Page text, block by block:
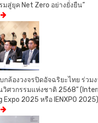
สู่ยุค Net Zero อย่างยั่งยืน”
กล้องวงจรปิดอัจฉริยะไทย ร่วม
วิศวกรรมแห่งชาติ 2568”
Expo 2025 หรือ IENXPO 2025)